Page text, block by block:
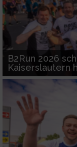
B2Run 2026
Kaiserslautern